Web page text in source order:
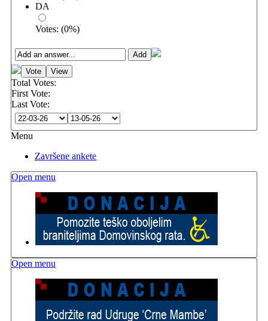
DA
Votes: (0%)
Total Votes:
First Vote:
Last Vote:
Menu
Završene ankete
Open menu
Open menu